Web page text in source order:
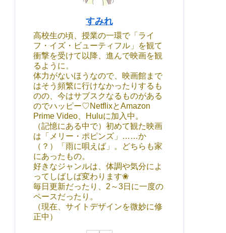
すみれ
高校生の頃、授業の一環で「ライ
フ・イズ・ビューティフル」を観て
衝撃を受けて以降、進んで映画を観
るように。
体力がないほうなので、映画館まで
はそう頻繁に行けなかったりするも
のの、今はサブスクなるものがある
のでハッピー♡NetflixとAmazon
Prime Video、Huluに加入中。
（記憶にある中で）初めて観た映画
は「メリー・ポピンズ」……か
（？）「雨に唄えば」。どちらも家
にあったもの。
好きなジャンルは、体調や気分によ
ってしばしば変わります❀
毎日更新だったり、2～3日に一度の
ペースだったり。
（現在、サイトデザインを微妙に修
正中）